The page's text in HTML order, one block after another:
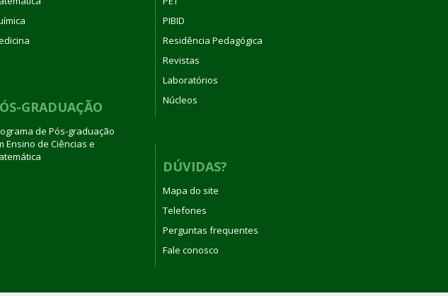
GRADUAÇÃO
de Pós-graduação
Ensino de Ciências e
PIBID
Residência Pedagógica
Revistas
Laboratórios
Núcleos
DÚVIDAS?
Mapa do site
Telefones
Perguntas frequentes
Fale conosco